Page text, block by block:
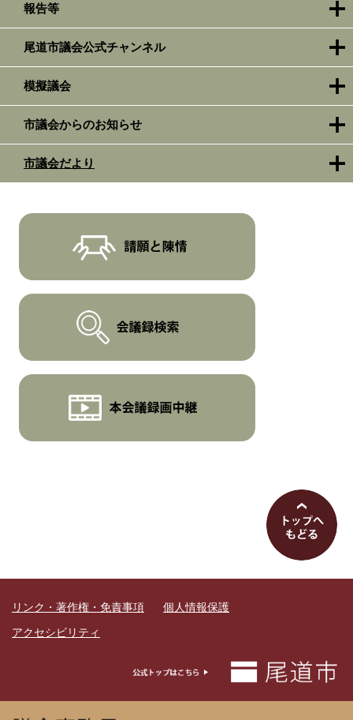
報告等
尾道市議会公式チャンネル
模擬議会
市議会からのお知らせ
市議会だより
リンク・著作権・免責事項
個人情報保護
アクセシビリティ